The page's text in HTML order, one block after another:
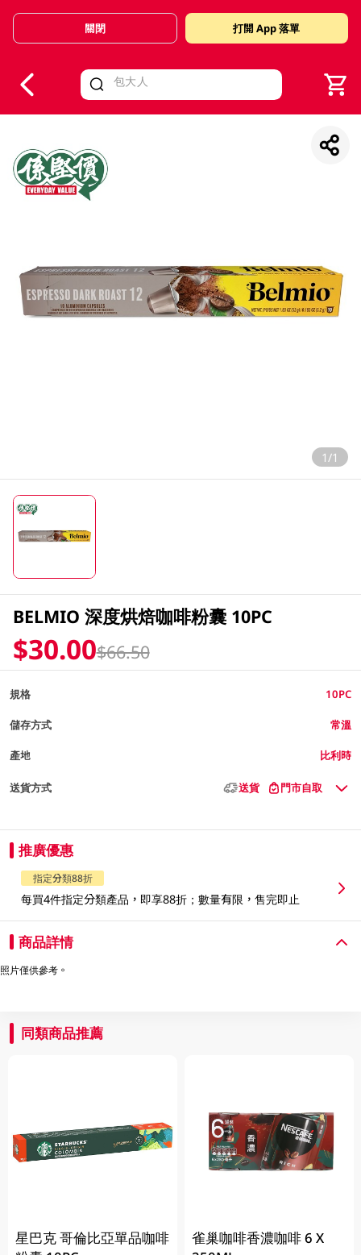
Valid Until 30 June 2026
關閉 打開 App 落單
1/1
BELMIO 深度烘焙咖啡粉囊 10PC
$30.00$66.50
規格 10PC
儲存方式 常溫
產地 比利時
送貨方式 送貨 門市自取
推廣優惠
指定分類88折
每買4件指定分類產品，即享88折；數量有限，售完即止
商品詳情
照片僅供參考。
同類商品推薦
星巴克 哥倫比亞單品咖啡
雀巢咖啡香濃咖啡 6 X